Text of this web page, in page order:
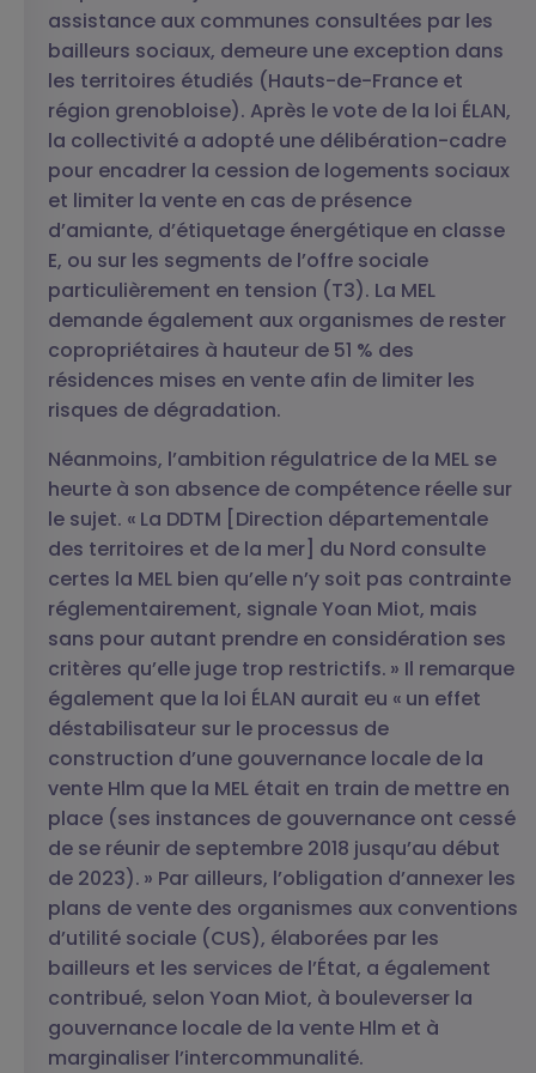
assistance aux communes consultées par les
bailleurs sociaux, demeure une exception dans
les territoires étudiés (Hauts-de-France et
région grenobloise). Après le vote de la loi ÉLAN,
la collectivité a adopté une délibération-cadre
pour encadrer la cession de logements sociaux
et limiter la vente en cas de présence
d’amiante, d’étiquetage énergétique en classe
E, ou sur les segments de l’offre sociale
particulièrement en tension (T3). La MEL
demande également aux organismes de rester
copropriétaires à hauteur de 51 % des
résidences mises en vente afin de limiter les
risques de dégradation.
Néanmoins, l’ambition régulatrice de la MEL se
heurte à son absence de compétence réelle sur
le sujet. « La DDTM [Direction départementale
des territoires et de la mer] du Nord consulte
certes la MEL bien qu’elle n’y soit pas contrainte
réglementairement, signale Yoan Miot, mais
sans pour autant prendre en considération ses
critères qu’elle juge trop restrictifs. » Il remarque
également que la loi ÉLAN aurait eu « un effet
déstabilisateur sur le processus de
construction d’une gouvernance locale de la
vente Hlm que la MEL était en train de mettre en
place (ses instances de gouvernance ont cessé
de se réunir de septembre 2018 jusqu’au début
de 2023). » Par ailleurs, l’obligation d’annexer les
plans de vente des organismes aux conventions
d’utilité sociale (CUS), élaborées par les
bailleurs et les services de l’État, a également
contribué, selon Yoan Miot, à bouleverser la
gouvernance locale de la vente Hlm et à
marginaliser l’intercommunalité.